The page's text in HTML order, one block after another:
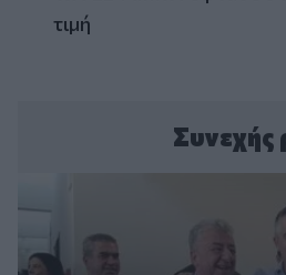
τιμή
Συνεχής